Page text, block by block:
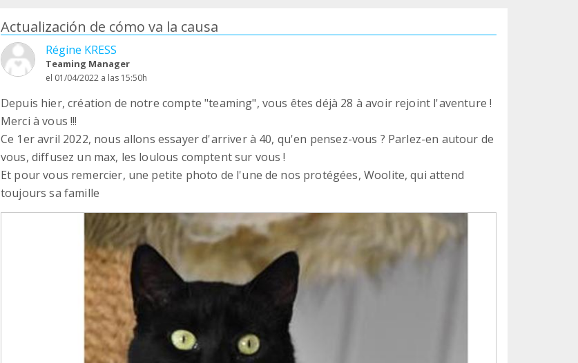
Actualización de cómo va la causa
Régine KRESS
Teaming Manager
el 01/04/2022 a las 15:50h
Depuis hier, création de notre compte "teaming", vous êtes déjà 28 à avoir rejoint l'aventure !
Merci à vous !!!
Ce 1er avril 2022, nous allons essayer d'arriver à 40, qu'en pensez-vous ? Parlez-en autour de
vous, diffusez un max, les loulous comptent sur vous !
Et pour vous remercier, une petite photo de l'une de nos protégées, Woolite, qui attend
toujours sa famille